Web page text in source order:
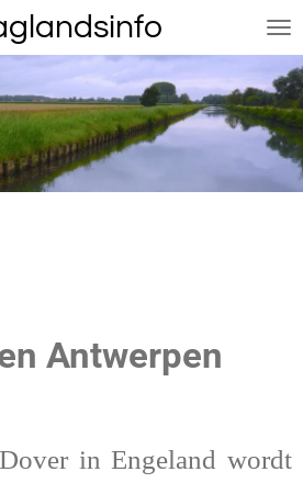
Antwerpen
in Engeland wordt